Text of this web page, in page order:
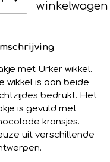
winkelwagen
met Urker wikkel.
wikkel is aan beide
bedrukt. Het
is gevuld met
kransjes.
uit verschillende